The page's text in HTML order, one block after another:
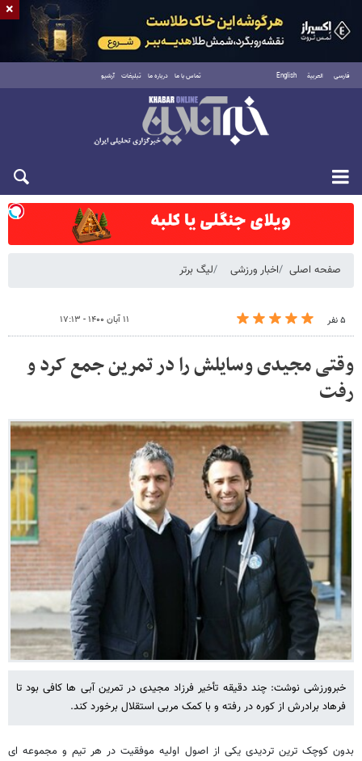
فارسی العربية English تماس با ما درباره ما تبلیغات آرشیو
شنبه ۱۷ مرداد ۱۴۰۵
صفحه اصلی اخبار ورزشی لیگ برتر
۵ نفر ۱۱ آبان ۱۴۰۰ - ۱۷:۱۳
وقتی مجیدی وسایلش را در تمرین جمع کرد و
رفت
خبرورزشی نوشت: چند دقیقه تأخیر فرزاد مجیدی در تمرین آبی ها کافی بود تا
فرهاد برادرش از کوره در رفته و با کمک مربی استقلال برخورد کند.
بدون کوچک ترین تردیدی یکی از اصول اولیه موفقیت در هر تیم و مجموعه ای
×